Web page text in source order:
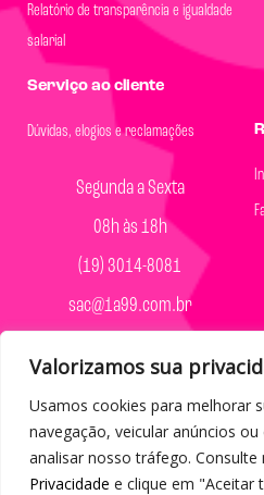
Valorizamos sua
Usamos cookies para melhorar
navegação, veicular anúncios
analisar nosso tráfego. Consulte
Privacidade e clique em "Aceitar
Relatório de transparência e igualdade
salarial
Serviço ao cliente
Dúvidas, elogios e reclamações
Segunda a Sexta
08h às 18h
(19) 3014-8081
sac@1a99.com.br
Formas de pagamento
Dinheiro